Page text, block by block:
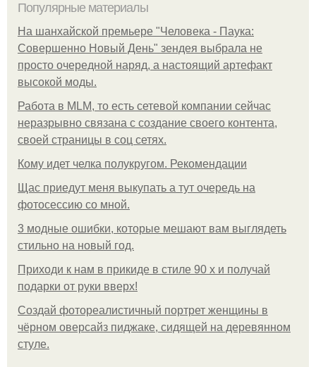
Популярные материалы
На шанхайской премьере "Человека - Паука:
Совершенно Новый День" зендея выбрала не
просто очередной наряд, а настоящий артефакт
высокой моды.
Работа в MLM, то есть сетевой компании сейчас
неразрывно связана с создание своего контента,
своей страницы в соц сетях.
Кому идет челка полукругом. Рекомендации
Щас приедут меня выкупать а тут очередь на
фотосессию со мной.
3 модные ошибки, которые мешают вам выглядеть
стильно на новый год.
Приходи к нам в прикиде в стиле 90 х и получай
подарки от руки вверх!
Создай фотореалистичный портрет женщины в
чёрном оверсайз пиджаке, сидящей на деревянном
стуле.